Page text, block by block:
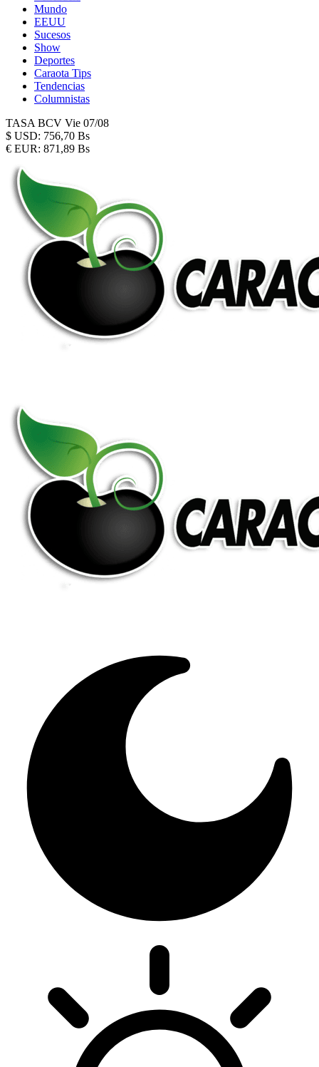
Mundo
EEUU
Sucesos
Show
Deportes
Caraota Tips
Tendencias
Columnistas
TASA BCV Vie 07/08
$ USD: 756,70 Bs
€ EUR: 871,89 Bs